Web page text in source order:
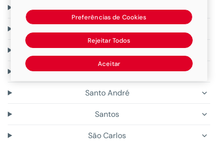
Bauru
Marília
Piracicaba
Santo André
Santos
São Carlos
Preferências de Cookies
Rejeitar Todos
Aceitar